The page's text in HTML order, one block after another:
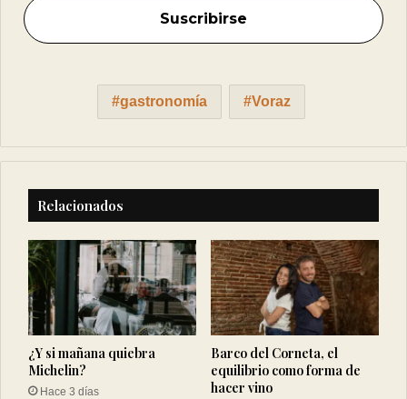
gastronomía Voraz
Relacionados
¿Y si mañana quiebra
Michelin?
Hace 3 días
Barco del Corneta, el
equilibrio como forma de
hacer vino